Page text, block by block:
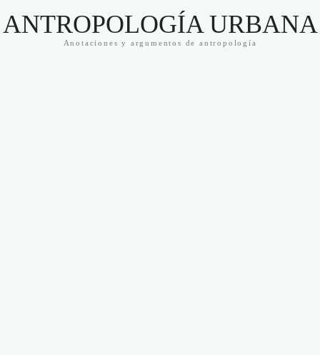
ANTROPOLOGÍA URBANA
Anotaciones y argumentos de antropología